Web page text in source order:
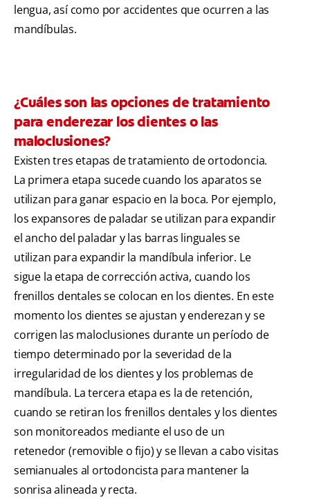
lengua, así como por accidentes que ocurren a las
mandíbulas.
¿Cuáles son las opciones de tratamiento
para enderezar los dientes o las
maloclusiones?
Existen tres etapas de tratamiento de ortodoncia.
La primera etapa sucede cuando los aparatos se
utilizan para ganar espacio en la boca. Por ejemplo,
los expansores de paladar se utilizan para expandir
el ancho del paladar y las barras linguales se
utilizan para expandir la mandíbula inferior. Le
sigue la etapa de corrección activa, cuando los
frenillos dentales se colocan en los dientes. En este
momento los dientes se ajustan y enderezan y se
corrigen las maloclusiones durante un período de
tiempo determinado por la severidad de la
irregularidad de los dientes y los problemas de
mandíbula. La tercera etapa es la de retención,
cuando se retiran los frenillos dentales y los dientes
son monitoreados mediante el uso de un
retenedor (removible o fijo) y se llevan a cabo visitas
semianuales al ortodoncista para mantener la
sonrisa alineada y recta.